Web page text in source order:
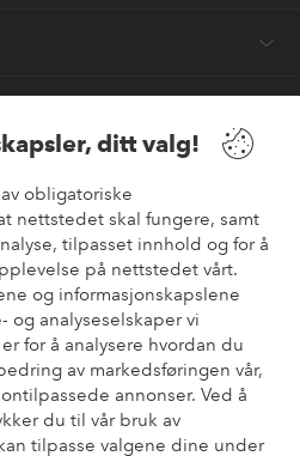
ditt valg!
obligatoriske
nettstedet skal fungere, samt
tilpasset innhold og for å
på nettstedet vårt.
og informasjonskapslene
og analyseselskaper vi
for å analysere hvordan du
av markedsføringen vår,
annonser. Ved å
du til vår bruk av
tilpasse valgene dine under
betalinger
våre betalingsalternativer?